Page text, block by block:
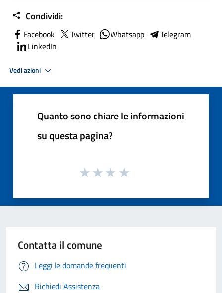
Condividi:
Facebook Twitter Whatsapp
Telegram
LinkedIn
Vedi azioni
Quanto sono chiare le informazioni
su questa pagina?
Contatta il comune
Leggi le domande frequenti
Richiedi Assistenza